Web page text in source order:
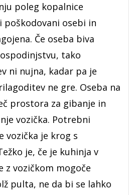
poleg kopalnice
osebi in
Če oseba biva
tako
ni nujna, kadar pa je
ne gre. Oseba na
prostora za gibanje in
vozička. Potrebni
vozička je krog s
je, če je kuhinja v
z vozičkom mogoče
pulta, ne da bi se lahko